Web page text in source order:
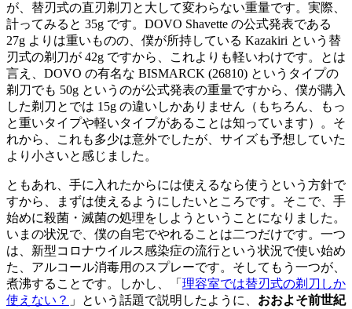
が、替刃式の直刃剃刀と大して変わらない重量です。実際、
計ってみると 35g です。DOVO Shavette の公式発表である
27g よりは重いものの、僕が所持している Kazakiri という替
刃式の剃刀が 42g ですから、これよりも軽いわけです。とは
言え、DOVO の有名な BISMARCK (26810) というタイプの
剃刀でも 50g というのが公式発表の重量ですから、僕が購入
した剃刀とでは 15g の違いしかありません（もちろん、もっ
と重いタイプや軽いタイプがあることは知っています）。そ
れから、これも多少は意外でしたが、サイズも予想していた
より小さいと感じました。
ともあれ、手に入れたからには使えるなら使うという方針で
すから、まずは使えるようにしたいところです。そこで、手
始めに殺菌・滅菌の処理をしようということになりました。
いまの状況で、僕の自宅でやれることは二つだけです。一つ
は、新型コロナウイルス感染症の流行という状況で使い始め
た、アルコール消毒用のスプレーです。そしてもう一つが、
煮沸することです。しかし、「 理容室では替刃式の剃刀しか
使えない？ 」という話題で説明したように、 おおよそ前世紀